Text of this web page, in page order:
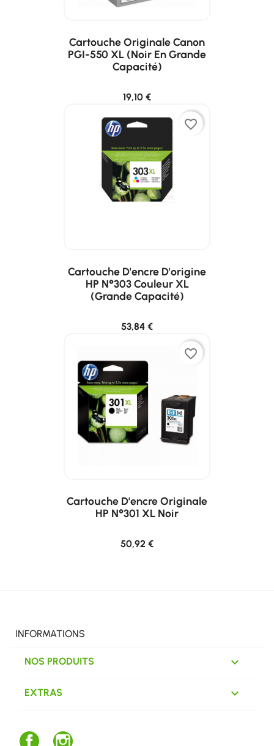
Cartouche Originale Canon
PGI-550 XL (noir En Grande
Capacité)
19,10 €
favorite_border
Cartouche D'encre D'origine
HP N°303 Couleur XL
(grande Capacité)
53,84 €
favorite_border
Cartouche D'encre Originale
HP N°301 XL Noir
50,92 €
INFORMATIONS
NOS PRODUITS 
EXTRAS 
FacebookInstagram